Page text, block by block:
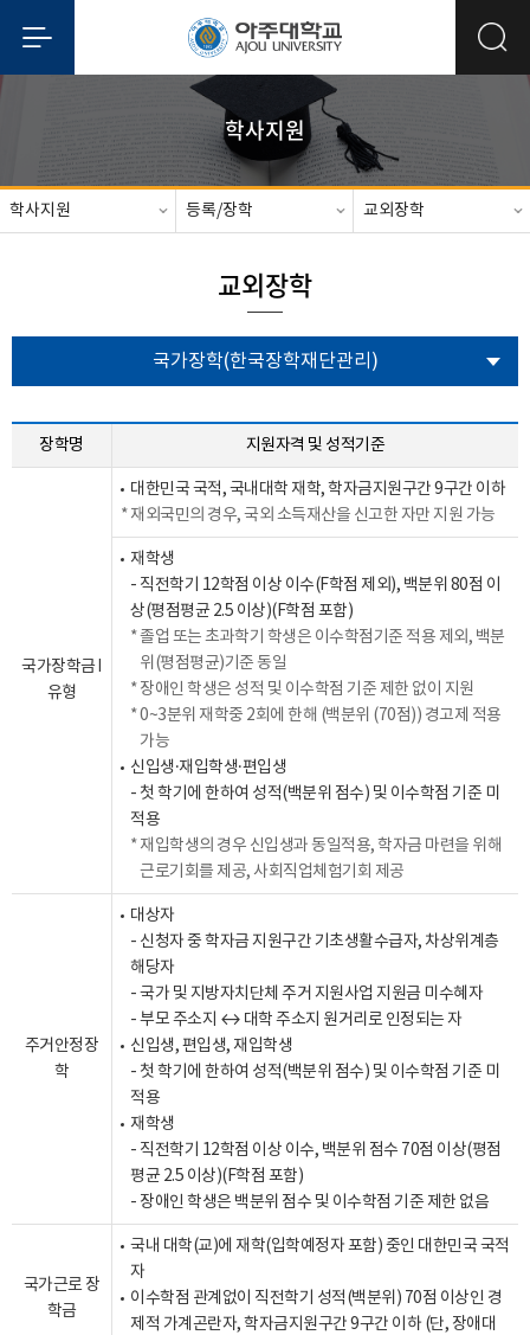
학사지원
학사지원 등록/장학 교외장학
교외장학
국가장학(한국장학재단관리)
장학명 지원자격 및 성적기준
국가장학금 Ⅰ
유형
대한민국 국적, 국내대학 재학, 학자금지원구간 9구간 이하
재외국민의 경우, 국외 소득재산을 신고한 자만 지원 가능
재학생
- 직전학기 12학점 이상 이수(F학점 제외), 백분위 80점 이
상(평점평균 2.5 이상)(F학점 포함)
졸업 또는 초과학기 학생은 이수학점기준 적용 제외, 백분
위(평점평균)기준 동일
장애인 학생은 성적 및 이수학점 기준 제한 없이 지원
0~3분위 재학중 2회에 한해 (백분위 (70점)) 경고제 적용
가능
신입생·재입학생·편입생
- 첫 학기에 한하여 성적(백분위 점수) 및 이수학점 기준 미
적용
재입학생의 경우 신입생과 동일적용, 학자금 마련을 위해
근로기회를 제공, 사회직업체험기회 제공
주거안정장
학
대상자
- 신청자 중 학자금 지원구간 기초생활수급자, 차상위계층
해당자
- 국가 및 지방자치단체 주거 지원사업 지원금 미수혜자
- 부모 주소지 ↔ 대학 주소지 원거리로 인정되는 자
신입생, 편입생, 재입학생
- 첫 학기에 한하여 성적(백분위 점수) 및 이수학점 기준 미
적용
재학생
- 직전학기 12학점 이상 이수, 백분위 점수 70점 이상(평점
평균 2.5 이상)(F학점 포함)
- 장애인 학생은 백분위 점수 및 이수학점 기준 제한 없음
국가근로 장
학금
국내 대학(교)에 재학(입학예정자 포함) 중인 대한민국 국적
자
이수학점 관계없이 직전학기 성적(백분위) 70점 이상인 경
제적 가계곤란자, 학자금지원구간 9구간 이하 (단, 장애대